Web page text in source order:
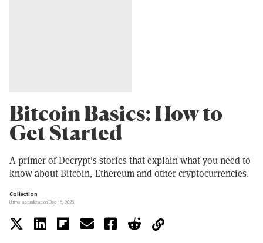
Bitcoin Basics: How to
Get Started
A primer of Decrypt's stories that explain what you need to
know about Bitcoin, Ethereum and other cryptocurrencies.
Collection
Última actualización Dec 18, 2025